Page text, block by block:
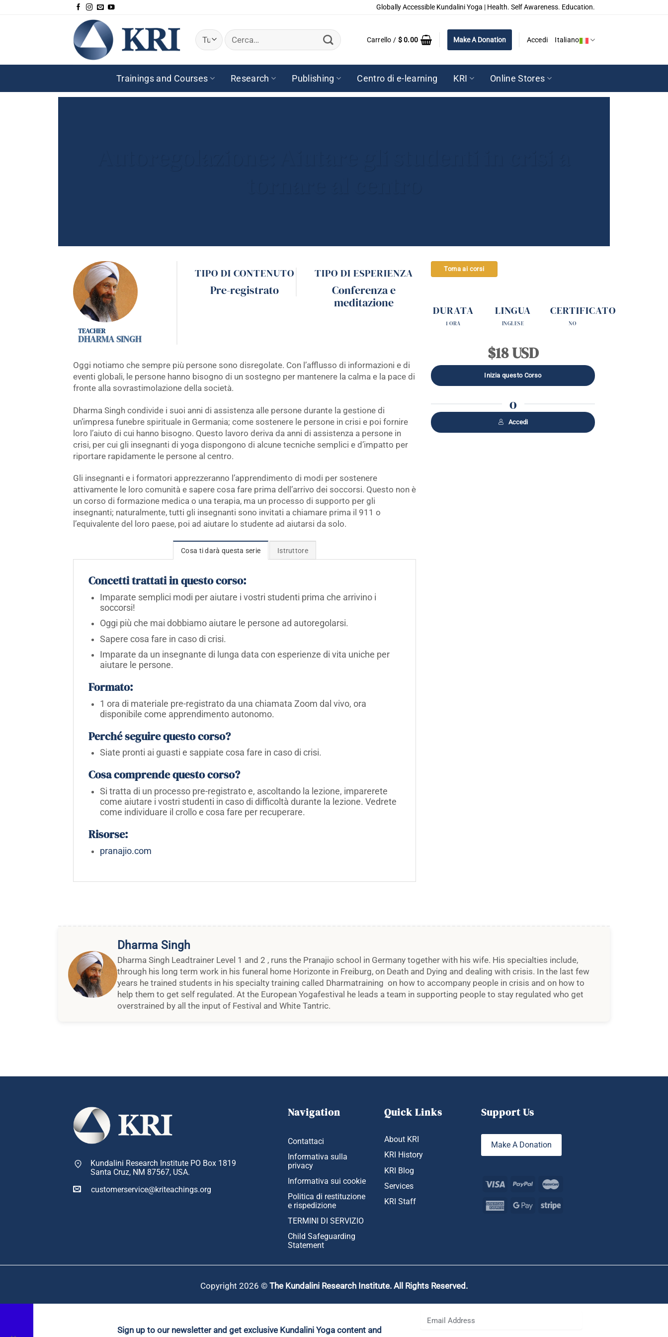
Globally Accessible Kundalini Yoga | Health. Self Awareness. Education.
Cerca:
Carrello / $0.00 Make A Donation Accedi Italiano
Trainings and Courses Research Publishing Centro di e-learning KRI Online Stores
DHARMA SINGH
TIPO DI CONTENUTO
Pre-registrato
TIPO DI ESPERIENZA
Conferenza e
meditazione
Oggi notiamo che sempre più persone sono disregolate. Con l’afflusso di informazioni e di
eventi globali, le persone hanno bisogno di un sostegno per mantenere la calma e la pace di
fronte alla sovrastimolazione della società.
Dharma Singh condivide i suoi anni di assistenza alle persone durante la gestione di
un’impresa funebre spirituale in Germania; come sostenere le persone in crisi e poi fornire
loro l’aiuto di cui hanno bisogno. Questo lavoro deriva da anni di assistenza a persone in
crisi, per cui gli insegnanti di yoga dispongono di alcune tecniche semplici e d’impatto per
riportare rapidamente le persone al centro.
Gli insegnanti e i formatori apprezzeranno l’apprendimento di modi per sostenere
attivamente le loro comunità e sapere cosa fare prima dell’arrivo dei soccorsi. Questo non è
un corso di formazione medica o una terapia, ma un processo di supporto per gli
insegnanti; naturalmente, tutti gli insegnanti sono invitati a chiamare prima il 911 o
l’equivalente del loro paese, poi ad aiutare lo studente ad aiutarsi da solo.
Cosa ti darà questa serie Istruttore
Concetti trattati in questo corso:
Imparate semplici modi per aiutare i vostri studenti prima che arrivino i
soccorsi!
Oggi più che mai dobbiamo aiutare le persone ad autoregolarsi.
Sapere cosa fare in caso di crisi.
Imparate da un insegnante di lunga data con esperienze di vita uniche per
aiutare le persone.
Formato:
1 ora di materiale pre-registrato da una chiamata Zoom dal vivo, ora
disponibile come apprendimento autonomo.
Perché seguire questo corso?
Siate pronti ai guasti e sappiate cosa fare in caso di crisi.
Cosa comprende questo corso?
Si tratta di un processo pre-registrato e, ascoltando la lezione, imparerete
come aiutare i vostri studenti in caso di difficoltà durante la lezione. Vedrete
come individuare il crollo e cosa fare per recuperare.
Risorse:
pranajio.com
Torna ai corsi
DURATA
1 ORA
LINGUA
INGLESE
CERTIFICATO
NO
$18 USD
o
Accedi
Dharma Singh
Dharma Singh Leadtrainer Level 1 and 2 , runs the Pranajio school in Germany together with his wife. His specialties include,
through his long term work in his funeral home Horizonte in Freiburg, on Death and Dying and dealing with crisis. In the last few
years he trained students in his specialty training called Dharmatraining on how to accompany people in crisis and on how to
help them to get self regulated. At the European Yogafestival he leads a team in supporting people to stay regulated who get
overstrained by all the input of Festival and White Tantric.
Kundalini Research Institute PO Box 1819
Santa Cruz, NM 87567, USA.
customerservice@kriteachings.org
Navigation
Contattaci
Informativa sulla
privacy
Informativa sui cookie
Politica di restituzione
e rispedizione
TERMINI DI SERVIZIO
Child Safeguarding
Statement
Quick Links
About KRI
KRI History
KRI Blog
Services
KRI Staff
Support Us
Make A Donation
Copyright 2026 © The Kundalini Research Institute. All Rights Reserved.
Sign up to our newsletter and get exclusive Kundalini Yoga content and